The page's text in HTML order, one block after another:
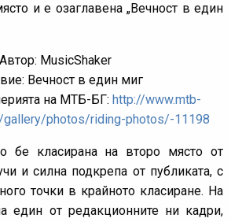
и е озаглавена „Вечност в един
Автор: MusicShaker
Вечност в един миг
на МТБ-БГ: http://www.mtb-
gallery/photos/riding-photos/-11198
бе класирана на второ място от
и силна подкрепа от публиката, с
точки в крайното класиране. На
един от редакционните ни кадри,